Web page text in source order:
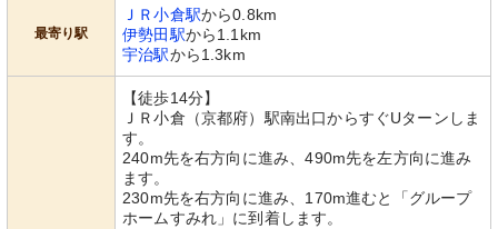
最寄り駅
ＪＲ小倉駅から0.8km
伊勢田駅から1.1km
宇治駅から1.3km
【徒歩14分】
ＪＲ小倉（京都府）駅南出口からすぐUターンしま
す。
240m先を右方向に進み、490m先を左方向に進み
ます。
230m先を右方向に進み、170m進むと「グループ
ホームすみれ」に到着します。